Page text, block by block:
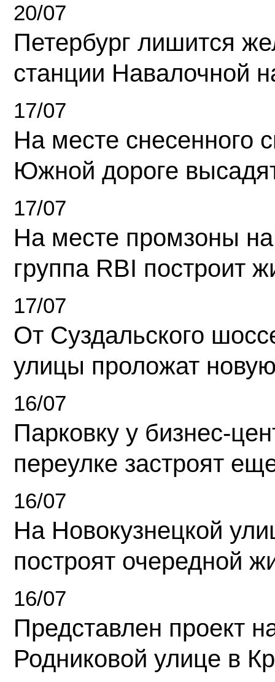
20/07
Петербург лишится
станции Навалочной
17/07
На месте снесенного
Южной дороге
17/07
На месте промзоны
группа RBI построит
17/07
От Суздальского
улицы проложат
16/07
Парковку у бизнес-
переулке застроят
16/07
На Новокузнецкой
построят очередной
16/07
Представлен проект
Родниковой улице в